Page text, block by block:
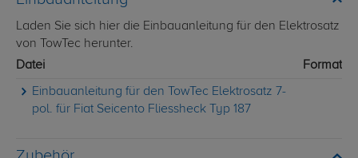
Laden Sie sich hier die Einbauanleitung für den Elektrosatz
von TowTec herunter.
Datei
Format
Einbauanleitung für den TowTec Elektrosatz 7-
pol. für Fiat Seicento Fliessheck Typ 187